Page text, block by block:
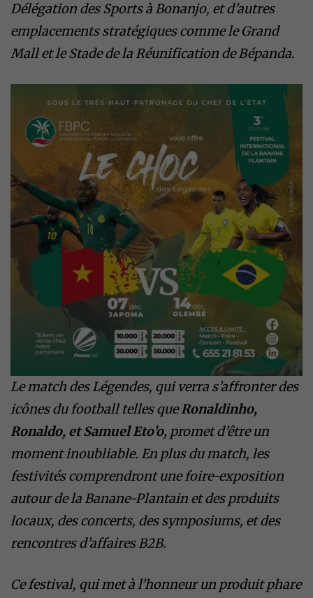
Délégation des Sports à Bonanjo, et d’autres
emplacements stratégiques comme le Grand
Mall et le Stade de la Réunification de Bépanda.
Le match des Légendes, qui verra s’affronter des
icônes du football telles queRonaldinho,
Ronaldo, et Samuel Eto’o, promet d’être un
moment inoubliable. En plus du match, les
festivités comprendront une foire-exposition
autour de la Banane-Plantain et des produits
locaux, des concerts, des symposiums, et des
rencontres d’affaires B2B.
Ce festival, qui met à l’honneur un produit phare